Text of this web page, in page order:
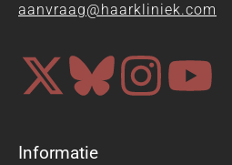
aanvraag@haarkliniek.com
Informatie